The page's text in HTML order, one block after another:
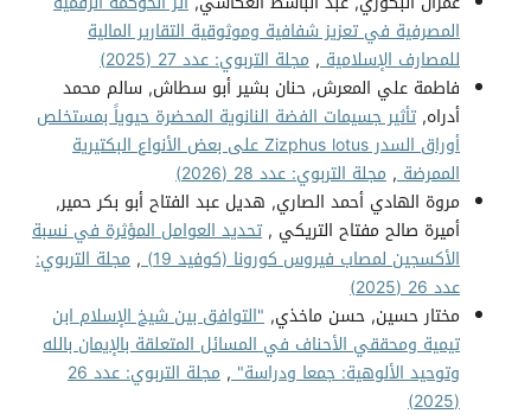
المصرفية في تعزيز شفافية وموثوقية التقارير المالية
للمصارف الإسلامية, مجلة التربوي: عدد 27 (2025)
فاطمة علي المعرش, حنان بشير أبو سطاش, سالم محمد
أدراه, تأثير جسيمات الفضة النانوية المحضرة حيوياً بمستخلص
أوراق السدر Zizphus lotus على بعض الأنواع البكتيرية
الممرضة, مجلة التربوي: عدد 28 (2026)
مروة الهادي أحمد الصاري, هديل عبد الفتاح أبو بكر حمير,
أميرة صالح مفتاح التريكي , تحديد العوامل المؤثرة في نسبة
الأكسجين لمصاب فيروس كورونا (كوفيد 19)
, مجلة التربوي:
عدد 26 (2025)
مختار حسين, حسن ماخذي, "التوافق بين شيخ الإسلام ابن
تيمية ومحققي الأحناف في المسائل المتعلقة بالإيمان بالله
وتوحيد الألوهية: جمعا ودراسة",
مجلة التربوي: عدد 26
(2025)